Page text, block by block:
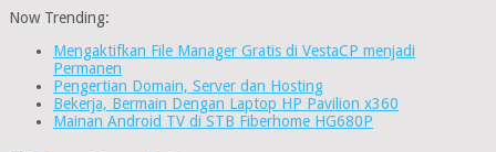
Now Trending:
Mengaktifkan File Manager Gratis di VestaCP menjadi
Permanen
Pengertian Domain, Server dan Hosting
Bekerja, Bermain Dengan Laptop HP Pavilion x360
Mainan Android TV di STB Fiberhome HG680P